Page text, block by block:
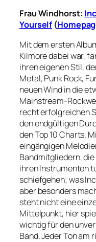
Frau Windhorst:
Yourself (
Mit dem ersten
Kilmore dabei war,
ihren eigenen Stil,
Metal, Punk Rock,
neuen Wind in die
Mainstream-
recht erfolgreichen
den endgültigen
den Top 10 Charts.
eingängigen
Bandmitgliedern,
ihren Instrumenten
schiefgehen; was
aber besonders
steht nicht eine
Mittelpunkt, hier
wichtig für den
Band. Jeder Ton am